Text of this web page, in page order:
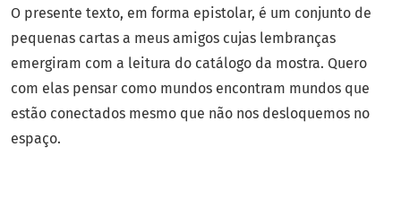
O presente texto, em forma epistolar, é um conjunto de
pequenas cartas a meus amigos cujas lembranças
emergiram com a leitura do catálogo da mostra. Quero
com elas pensar como mundos encontram mundos que
estão conectados mesmo que não nos desloquemos no
espaço.